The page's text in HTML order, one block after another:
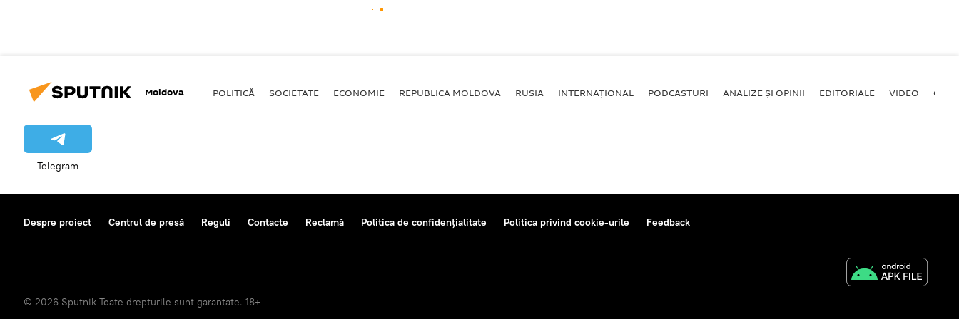
Moldova POLITICĂ SOCIETATE ECONOMIE REPUBLICA MOLDOVA RUSIA INTERNAȚIONAL PODCASTURI ANALIZE ȘI OPINII EDITORIALE VIDEO
Telegram
Despre proiect Centrul de presă Reguli Contacte Reclamă Politica de confidențialitate Politica privind cookie-urile Feedback
© 2026 Sputnik Toate drepturile sunt garantate. 18+